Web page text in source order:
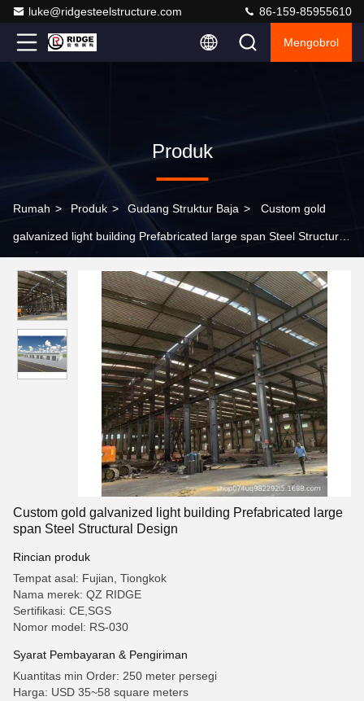
luke@ridgesteelstructure.com 86-159-85955610
Mengobrol
Produk
Rumah > Produk > Gudang Struktur Baja > Custom gold
galvanized light building Prefabricated large span Steel Structural
Custom gold galvanized light building Prefabricated large
span Steel Structural Design
Rincian produk
Tempat asal: Fujian, Tiongkok
Nama merek: QZ RIDGE
Sertifikasi: CE,SGS
Nomor model: RS-030
Syarat Pembayaran & Pengiriman
Kuantitas min Order: 250 meter persegi
Harga: USD 35~58 square meters